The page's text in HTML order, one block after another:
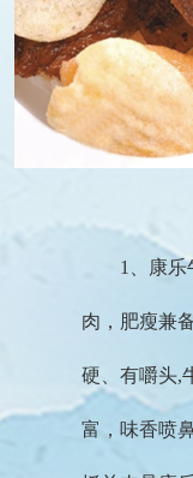
1、康
肉，肥瘦兼
硬、有嚼头,
富，味香喷